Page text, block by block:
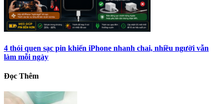
4 thói quen sạc pin khiến iPhone nhanh chai, nhiều người vẫn
làm mỗi ngày
Đọc Thêm